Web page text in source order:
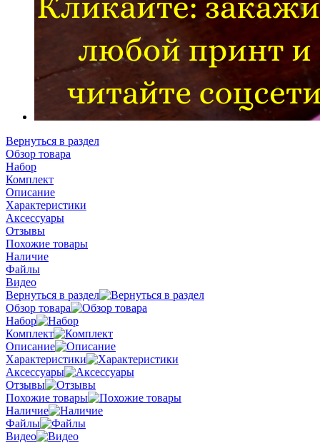
Вернуться в раздел
Обзор товара
Набор
Комплект
Описание
Характеристики
Аксессуары
Отзывы
Похожие товары
Наличие
Файлы
Видео
Вернуться в раздел
Обзор товара
Набор
Комплект
Описание
Характеристики
Аксессуары
Отзывы
Похожие товары
Наличие
Файлы
Видео